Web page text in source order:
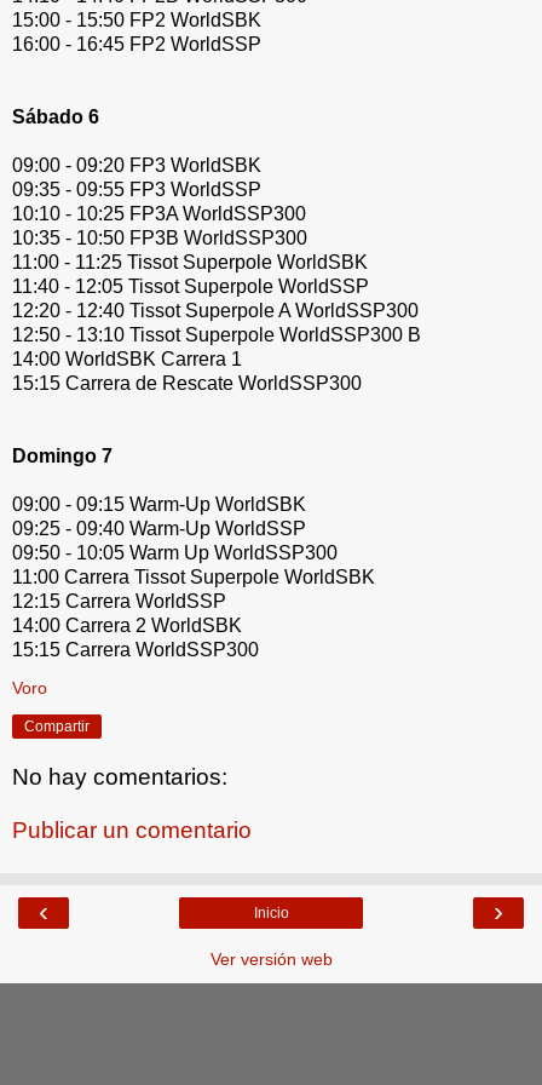
15:00 - 15:50 FP2 WorldSBK
16:00 - 16:45 FP2 WorldSSP
Sábado 6
09:00 - 09:20 FP3 WorldSBK
09:35 - 09:55 FP3 WorldSSP
10:10 - 10:25 FP3A WorldSSP300
10:35 - 10:50 FP3B WorldSSP300
11:00 - 11:25 Tissot Superpole WorldSBK
11:40 - 12:05 Tissot Superpole WorldSSP
12:20 - 12:40 Tissot Superpole A WorldSSP300
12:50 - 13:10 Tissot Superpole WorldSSP300 B
14:00 WorldSBK Carrera 1
15:15 Carrera de Rescate WorldSSP300
Domingo 7
09:00 - 09:15 Warm-Up WorldSBK
09:25 - 09:40 Warm-Up WorldSSP
09:50 - 10:05 Warm Up WorldSSP300
11:00 Carrera Tissot Superpole WorldSBK
12:15 Carrera WorldSSP
14:00 Carrera 2 WorldSBK
15:15 Carrera WorldSSP300
Voro
Compartir
No hay comentarios:
Publicar un comentario
‹ ›
Inicio
Ver versión web